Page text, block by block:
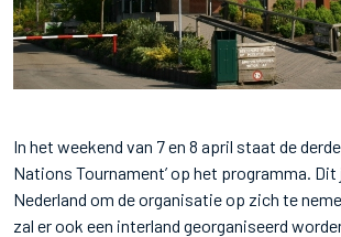
In het weekend van 7 en 8 april staat de
Nations Tournament’ op het programma. Dit
Nederland om de organisatie op zich te
zal er ook een interland georganiseerd